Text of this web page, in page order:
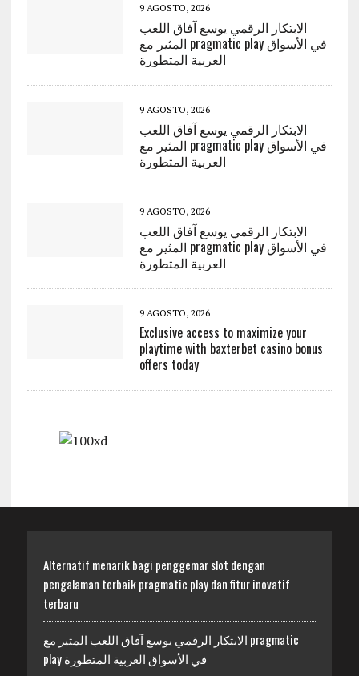
9 AGOSTO, 2026
الابتكار الرقمي يوسع آفاق اللعب
المثير مع pragmatic play في الأسواق
العربية المتطورة
9 AGOSTO, 2026
الابتكار الرقمي يوسع آفاق اللعب
المثير مع pragmatic play في الأسواق
العربية المتطورة
9 AGOSTO, 2026
الابتكار الرقمي يوسع آفاق اللعب
المثير مع pragmatic play في الأسواق
العربية المتطورة
9 AGOSTO, 2026
Exclusive access to maximize your
playtime with baxterbet casino bonus
offers today
Alternatif menarik bagi penggemar slot dengan
pengalaman terbaik pragmatic play dan fitur inovatif
terbaru
الابتكار الرقمي يوسع آفاق اللعب المثير مع pragmatic
play في الأسواق العربية المتطورة